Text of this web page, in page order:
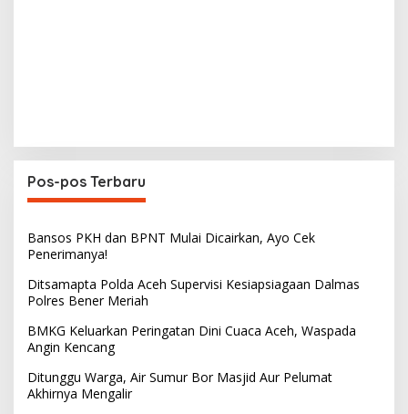
Pos-pos Terbaru
Bansos PKH dan BPNT Mulai Dicairkan, Ayo Cek
Penerimanya!
Ditsamapta Polda Aceh Supervisi Kesiapsiagaan Dalmas
Polres Bener Meriah
BMKG Keluarkan Peringatan Dini Cuaca Aceh, Waspada
Angin Kencang
Ditunggu Warga, Air Sumur Bor Masjid Aur Pelumat
Akhirnya Mengalir